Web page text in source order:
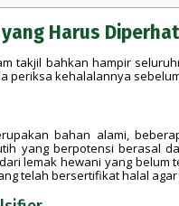
Harus
takjil bahkan hampir
periksa kehalalannya
bahan alami,
yang berpotensi berasal
lemak hewani yang belum
telah bersertifikat halal